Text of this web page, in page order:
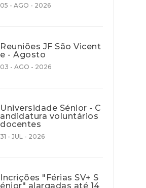
05 - AGO - 2026
Reuniões JF São Vicent
e - Agosto
03 - AGO - 2026
Universidade Sénior - C
andidatura voluntários
docentes
31 - JUL - 2026
Incrições "Férias SV+ S
énior" alargadas até 14